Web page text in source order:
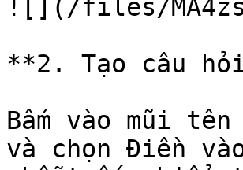
![](/files/
**2. Tạo câu
Bấm vào mũi
và chọn Điền